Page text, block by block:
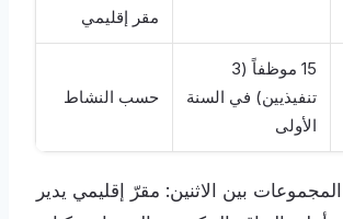
مقر إقليمي
15 موظفاً (3
تنفيذيين) في السنة
الأولى
حسب النشاط
بين الاثنين: مقرّ إقليمي يدير